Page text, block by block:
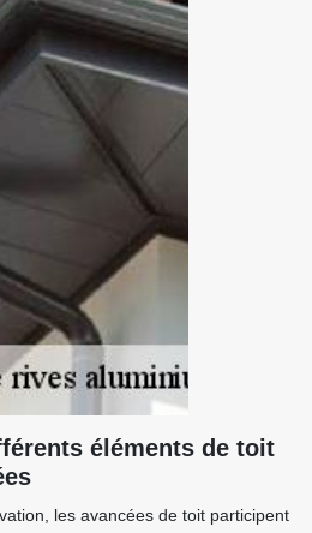
éléments de toit
les avancées de toit participent